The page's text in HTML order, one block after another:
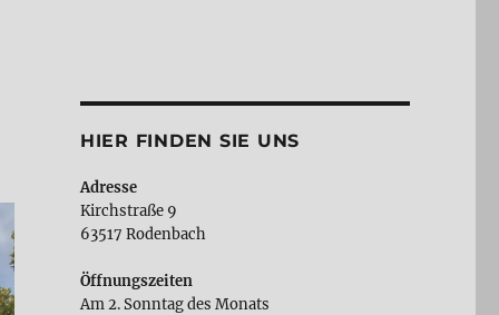
HIER FINDEN SIE UNS
Adresse
Kirchstraße 9
63517 Rodenbach
Öffnungszeiten
Am 2. Sonntag des Monats